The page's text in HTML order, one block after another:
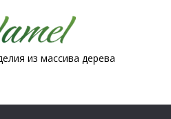
из массива дерева